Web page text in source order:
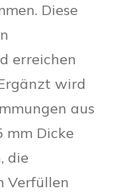
Diese
erreichen
wird
aus
mm Dicke
die
Verfüllen